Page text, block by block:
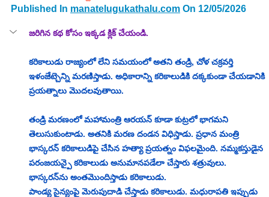
Published In manatelugukathalu.com On 12/05/2026
జరిగిన కథ కోసం ఇక్కడ క్లిక్ చేయండి.
కరికాలుడు రాజ్యంలో లేని సమయంలో అతని తండ్రి, చోళ చక్రవర్తి
ఇళంజేట్చెన్ని మరణిస్తాడు. అధికారాన్ని కరికాలుడికి దక్కకుండా చేయడానికి
ప్రయత్నాలు మొదలవుతాయి.
తండ్రి మరణంలో మహామంత్రి ఆరయన్ కూడా కుట్రలో భాగమని
తెలుసుకుంటాడు. అతనికి మరణ దండన విధిస్తాడు. ప్రధాన మంత్రి
భాస్కరన్‌ కరికాలుడిపై చేసిన హత్యా ప్రయత్నం విఫలమైంది. నమ్మకస్తుడైన
పరంజయన్పై కరికాలుడు అనుమానపడేలా చేస్తారు శత్రువులు.
భాస్కరన్‌ను అంతమొందిస్తాడు కరికాలుడు.
పాండ్య సైన్యంపై మెరుపుదాడి చేస్తాడు కరికాలుడు. మధురాపతి ఇప్పుడు